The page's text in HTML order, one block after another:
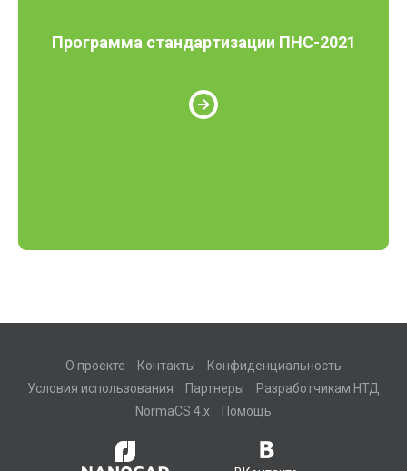
Программа стандартизации ПНС-2021
О проекте Контакты
Конфиденциальность
Условия использования
Партнеры
Разработчикам НТД
NormaCS 4.x
Помощь